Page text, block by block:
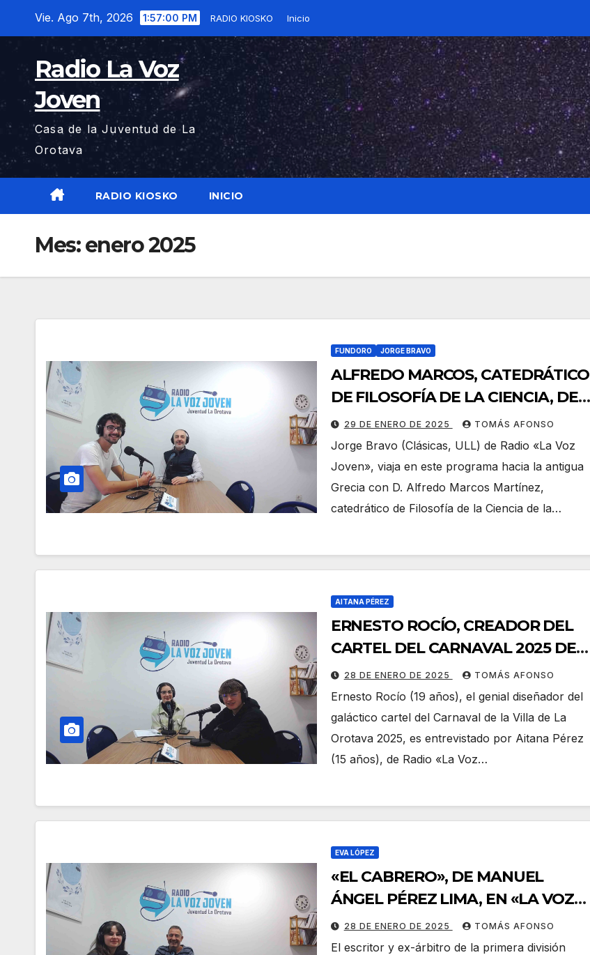
contenido
Vie. Ago 7th, 2026 1:57:01 PM RADIO KIOSKO Inicio
Radio La Voz
Joven
Casa de la Juventud de La
Orotava
RADIO KIOSKO INICIO
Mes:enero 2025
FUNDORO JORGE BRAVO
ALFREDO MARCOS, CATEDRÁTICO
DE FILOSOFÍA DE LA CIENCIA, DE
LA UNIVERSIDAD DE VALLADOLID,
EN «LA VOZ JOVEN».
29 DE ENERO DE 2025 TOMÁS AFONSO
Jorge Bravo (Clásicas, ULL) de Radio «La Voz
Joven», viaja en este programa hacia la antigua
Grecia con D. Alfredo Marcos Martínez,
catedrático de Filosofía de la Ciencia de la…
AITANA PÉREZ
ERNESTO ROCÍO, CREADOR DEL
CARTEL DEL CARNAVAL 2025 DE
LA VILLA DE LA OROTAVA, EN «LA
VOZ JOVEN»
28 DE ENERO DE 2025 TOMÁS AFONSO
Ernesto Rocío (19 años), el genial diseñador del
galáctico cartel del Carnaval de la Villa de La
Orotava 2025, es entrevistado por Aitana Pérez
(15 años), de Radio «La Voz…
EVA LÓPEZ
«EL CABRERO», DE MANUEL
ÁNGEL PÉREZ LIMA, EN «LA VOZ
JOVEN», CON EVA LÓPEZ
28 DE ENERO DE 2025 TOMÁS AFONSO
El escritor y ex-árbitro de la primera división